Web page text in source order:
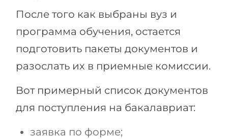
После того как выбраны вуз и
программа обучения, остается
подготовить пакеты документов и
разослать их в приемные комиссии.
Вот примерный список документов
для поступления на бакалавриат:
заявка по форме;